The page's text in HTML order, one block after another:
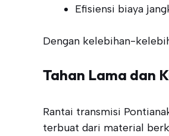
Efisiensi biaya
Dengan kelebihan-
Tahan Lama dan
Rantai transmisi
terbuat dari material